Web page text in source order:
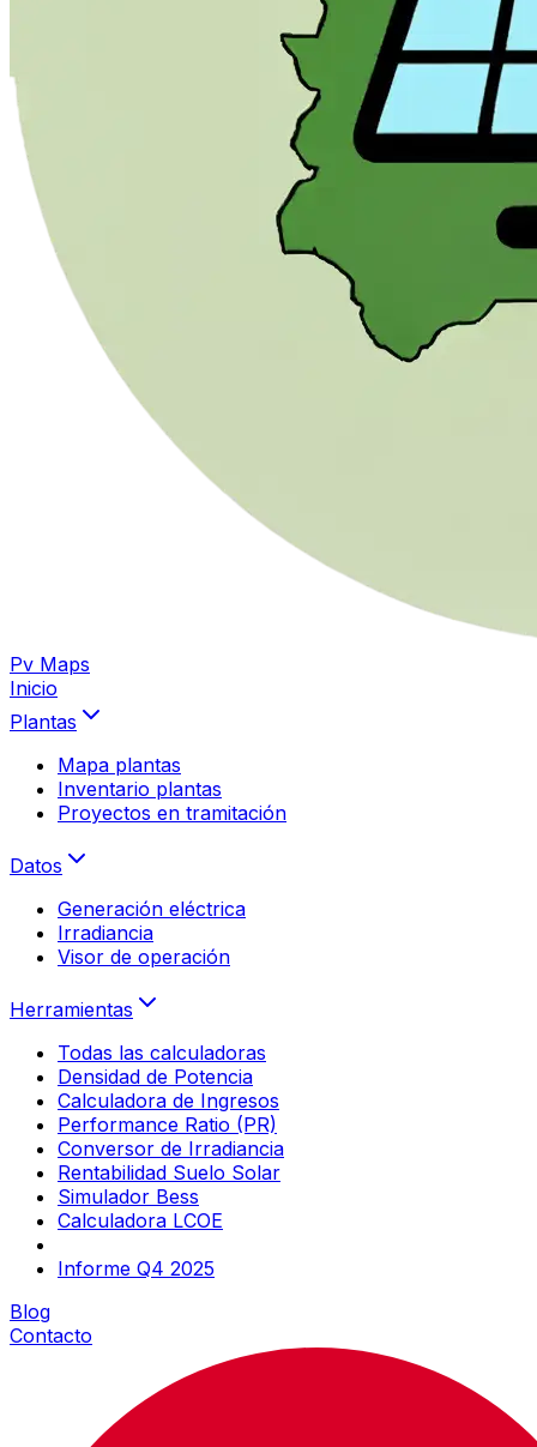
Pv Maps
Inicio
Plantas
Mapa plantas
Inventario plantas
Proyectos en tramitación
Datos
Generación eléctrica
Irradiancia
Visor de operación
Herramientas
Todas las calculadoras
Densidad de Potencia
Calculadora de Ingresos
Performance Ratio (PR)
Conversor de Irradiancia
Rentabilidad Suelo Solar
Simulador Bess
Calculadora LCOE
Informe Q4 2025
Blog
Contacto